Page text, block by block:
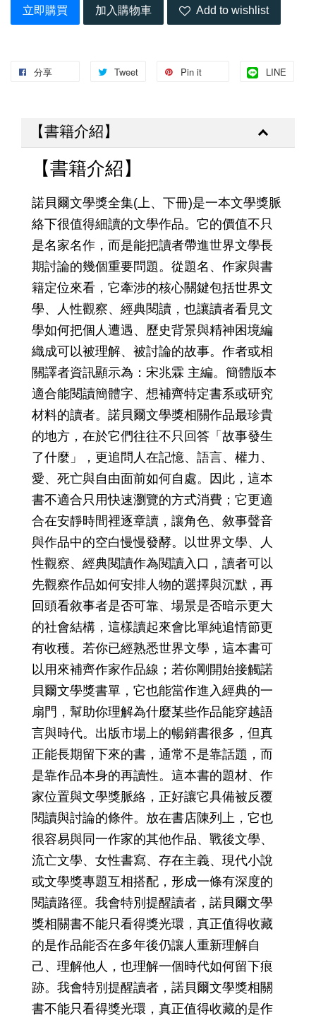
立即購買 加入購物車 Add to wishlist
分享 Tweet Pin it LINE
【書籍介紹】
【書籍介紹】
諾貝爾文學獎全集(上、下冊)是一本文學獎脈
絡下很值得細讀的文學作品。它的價值不只
是名家名作，而是能把讀者帶進世界文學長
期討論的幾個重要問題。從題名、作家與書
籍定位來看，它牽涉的核心關鍵包括世界文
學、人性觀察、經典閱讀，也讓讀者看見文
學如何把個人遭遇、歷史背景與精神困境編
織成可以被理解、被討論的故事。作者或相
關譯者資訊顯示為：宋兆霖 主編。簡體版本
適合能閱讀簡體字、想補齊特定書系或研究
材料的讀者。諾貝爾文學獎相關作品最珍貴
的地方，在於它們往往不只回答「故事發生
了什麼」，更追問人在記憶、語言、權力、
愛、死亡與自由面前如何自處。因此，這本
書不適合只用快速瀏覽的方式消費；它更適
合在安靜時間裡逐章讀，讓角色、敘事聲音
與作品中的空白慢慢發酵。以世界文學、人
性觀察、經典閱讀作為閱讀入口，讀者可以
先觀察作品如何安排人物的選擇與沉默，再
回頭看敘事者是否可靠、場景是否暗示更大
的社會結構，這樣讀起來會比單純追情節更
有收穫。若你已經熟悉世界文學，這本書可
以用來補齊作家作品線；若你剛開始接觸諾
貝爾文學獎書單，它也能當作進入經典的一
扇門，幫助你理解為什麼某些作品能穿越語
言與時代。出版市場上的暢銷書很多，但真
正能長期留下來的書，通常不是靠話題，而
是靠作品本身的再讀性。這本書的題材、作
家位置與文學獎脈絡，正好讓它具備被反覆
閱讀與討論的條件。放在書店陳列上，它也
很容易與同一作家的其他作品、戰後文學、
流亡文學、女性書寫、存在主義、現代小說
或文學獎專題互相搭配，形成一條有深度的
閱讀路徑。我會特別提醒讀者，諾貝爾文學
獎相關書不能只看得獎光環，真正值得收藏
的是作品能否在多年後仍讓人重新理解自
己、理解他人，也理解一個時代如何留下痕
跡。我會特別提醒讀者，諾貝爾文學獎相關
書不能只看得獎光環，真正值得收藏的是作